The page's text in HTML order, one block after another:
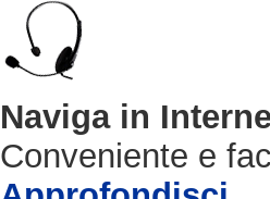
Naviga in
Conveniente e